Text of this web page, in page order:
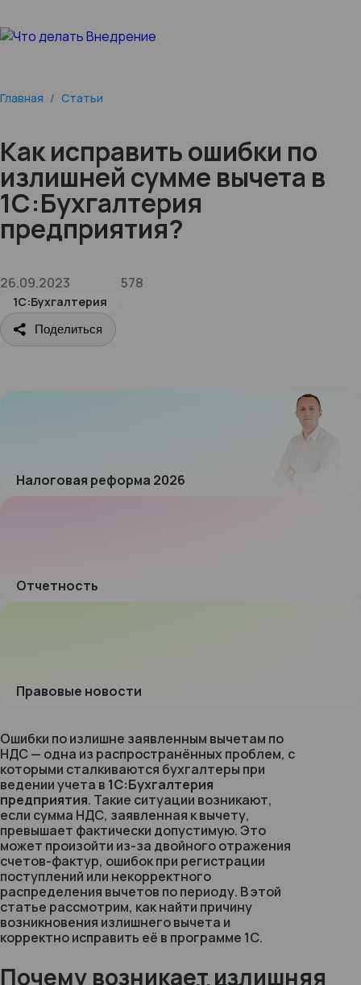
Главная / Статьи
Как исправить ошибки по
излишней сумме вычета в
1С:Бухгалтерия
предприятия?
26.09.2023 578
1С:Бухгалтерия
Поделиться
Ошибки по излишне заявленным вычетам по
НДС — одна из распространённых проблем, с
которыми сталкиваются бухгалтеры при
ведении учета в 1С:Бухгалтерия
предприятия. Такие ситуации возникают,
если сумма НДС, заявленная к вычету,
превышает фактически допустимую. Это
может произойти из-за двойного отражения
счетов-фактур, ошибок при регистрации
поступлений или некорректного
распределения вычетов по периоду. В этой
статье рассмотрим, как найти причину
возникновения излишнего вычета и
корректно исправить её в программе 1С.
Почему возникает излишняя
Налоговая реформа 2026
Отчетность
Правовые новости